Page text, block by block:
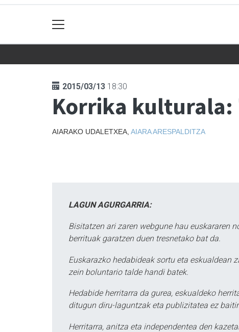
2015/03/13 18:30
Korrika
AIARAKO UDALETXEA, AIARAARESPALDITZA
LAGUN AGURGARRIA:
Bisitatzen ari zaren webgune hau euskararen
berrituak garatzen duen tresnetako bat da.
Euskarazko hedabideak sortu eta eskualdean
zein boluntario talde handi batek.
Hedabide herritarra da gurea, eskualdeko
ditugun diru-laguntzak eta publizitatea ez
Herritarra, anitza eta independentea den